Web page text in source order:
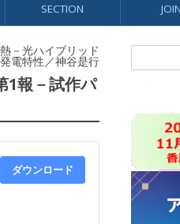
SECTION
－光ハイブリッド
電特性／神谷是行
1報－試作パ
ダウンロード
索: